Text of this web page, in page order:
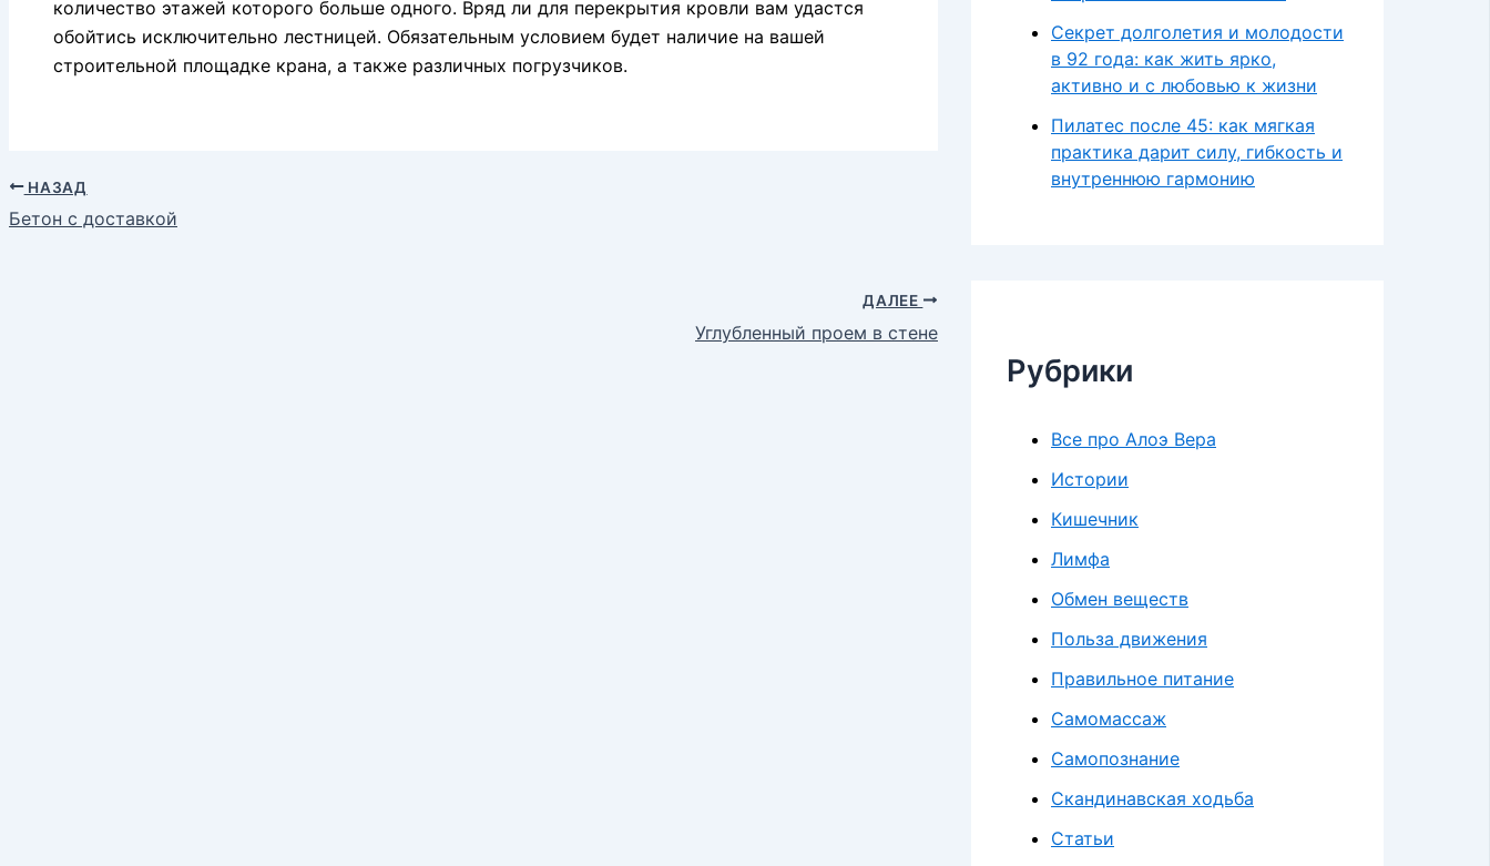
количество этажей которого больше одного. Вряд ли для перекрытия кровли вам удастся
обойтись исключительно лестницей. Обязательным условием будет наличие на вашей
строительной площадке крана, а также различных погрузчиков.
НАЗАД
Бетон с доставкой
ДАЛЕЕ
Углубленный проем в стене
Секрет долголетия и молодости
в 92 года: как жить ярко,
активно и с любовью к жизни
Пилатес после 45: как мягкая
практика дарит силу, гибкость и
внутреннюю гармонию
Рубрики
Все про Алоэ Вера
Истории
Кишечник
Лимфа
Обмен веществ
Польза движения
Правильное питание
Самомассаж
Самопознание
Скандинавская ходьба
Статьи